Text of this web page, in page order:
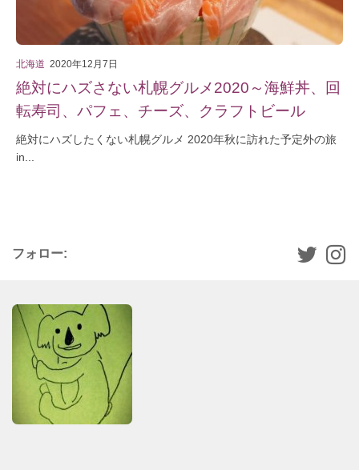
北海道 2020年12月7日
絶対にハズさない札幌グルメ2020～海鮮丼、回
転寿司、パフェ、チーズ、クラフトビール
絶対にハズしたくない札幌グルメ 2020年秋に訪れた予定外の旅
in...
フォロー: